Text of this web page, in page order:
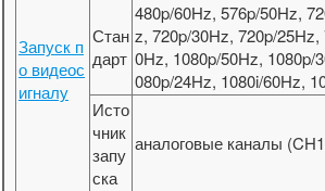
Запуск п
о видеос
игналу
Стан
дарт
480p/60Hz, 576p/50Hz,
z, 720p/30Hz, 720p/
0Hz, 1080p/50Hz, 1080p/
080p/24Hz, 1080i/60Hz,
Исто
чник
запу
ска
аналоговые каналы